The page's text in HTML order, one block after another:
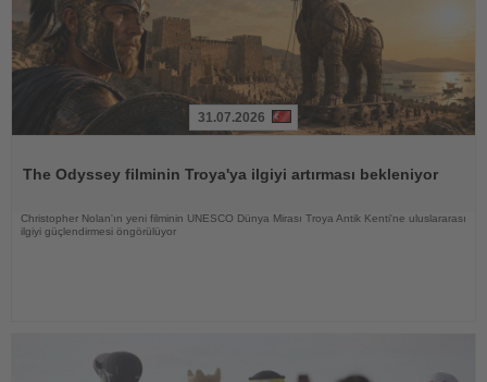
31.07.2026
The Odyssey filminin Troya'ya ilgiyi artırması bekleniyor
Christopher Nolan'ın yeni filminin UNESCO Dünya Mirası Troya Antik Kenti'ne uluslararası
ilgiyi güçlendirmesi öngörülüyor